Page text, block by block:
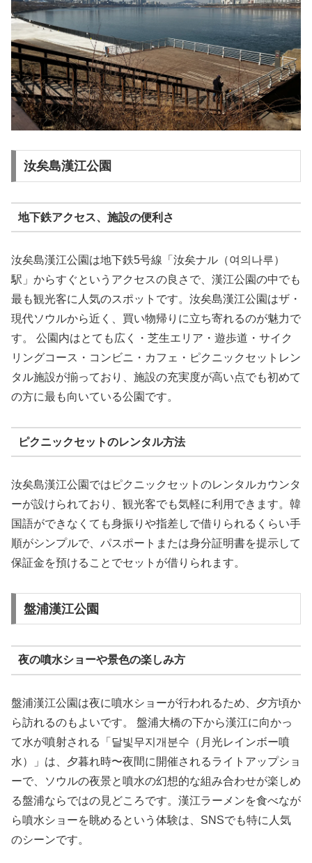
汝矣島漢江公園
地下鉄アクセス、施設の便利さ
汝矣島漢江公園は地下鉄5号線「汝矣ナル（여의나루）
駅」からすぐというアクセスの良さで、漢江公園の中でも
最も観光客に人気のスポットです。汝矣島漢江公園はザ・
現代ソウルから近く、買い物帰りに立ち寄れるのが魅力で
す。 公園内はとても広く・芝生エリア・遊歩道・サイク
リングコース・コンビニ・カフェ・ピクニックセットレン
タル施設が揃っており、施設の充実度が高い点でも初めて
の方に最も向いている公園です。
ピクニックセットのレンタル方法
汝矣島漢江公園ではピクニックセットのレンタルカウンタ
ーが設けられており、観光客でも気軽に利用できます。韓
国語ができなくても身振りや指差しで借りられるくらい手
順がシンプルで、パスポートまたは身分証明書を提示して
保証金を預けることでセットが借りられます。
盤浦漢江公園
夜の噴水ショーや景色の楽しみ方
盤浦漢江公園は夜に噴水ショーが行われるため、夕方頃か
ら訪れるのもよいです。 盤浦大橋の下から漢江に向かっ
て水が噴射される「달빛무지개분수（月光レインボー噴
水）」は、夕暮れ時〜夜間に開催されるライトアップショ
ーで、ソウルの夜景と噴水の幻想的な組み合わせが楽しめ
る盤浦ならではの見どころです。漢江ラーメンを食べなが
ら噴水ショーを眺めるという体験は、SNSでも特に人気
のシーンです。